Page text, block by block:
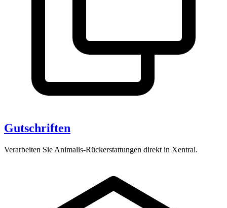
Gutschriften
Verarbeiten Sie Animalis-Rückerstattungen direkt in Xentral.